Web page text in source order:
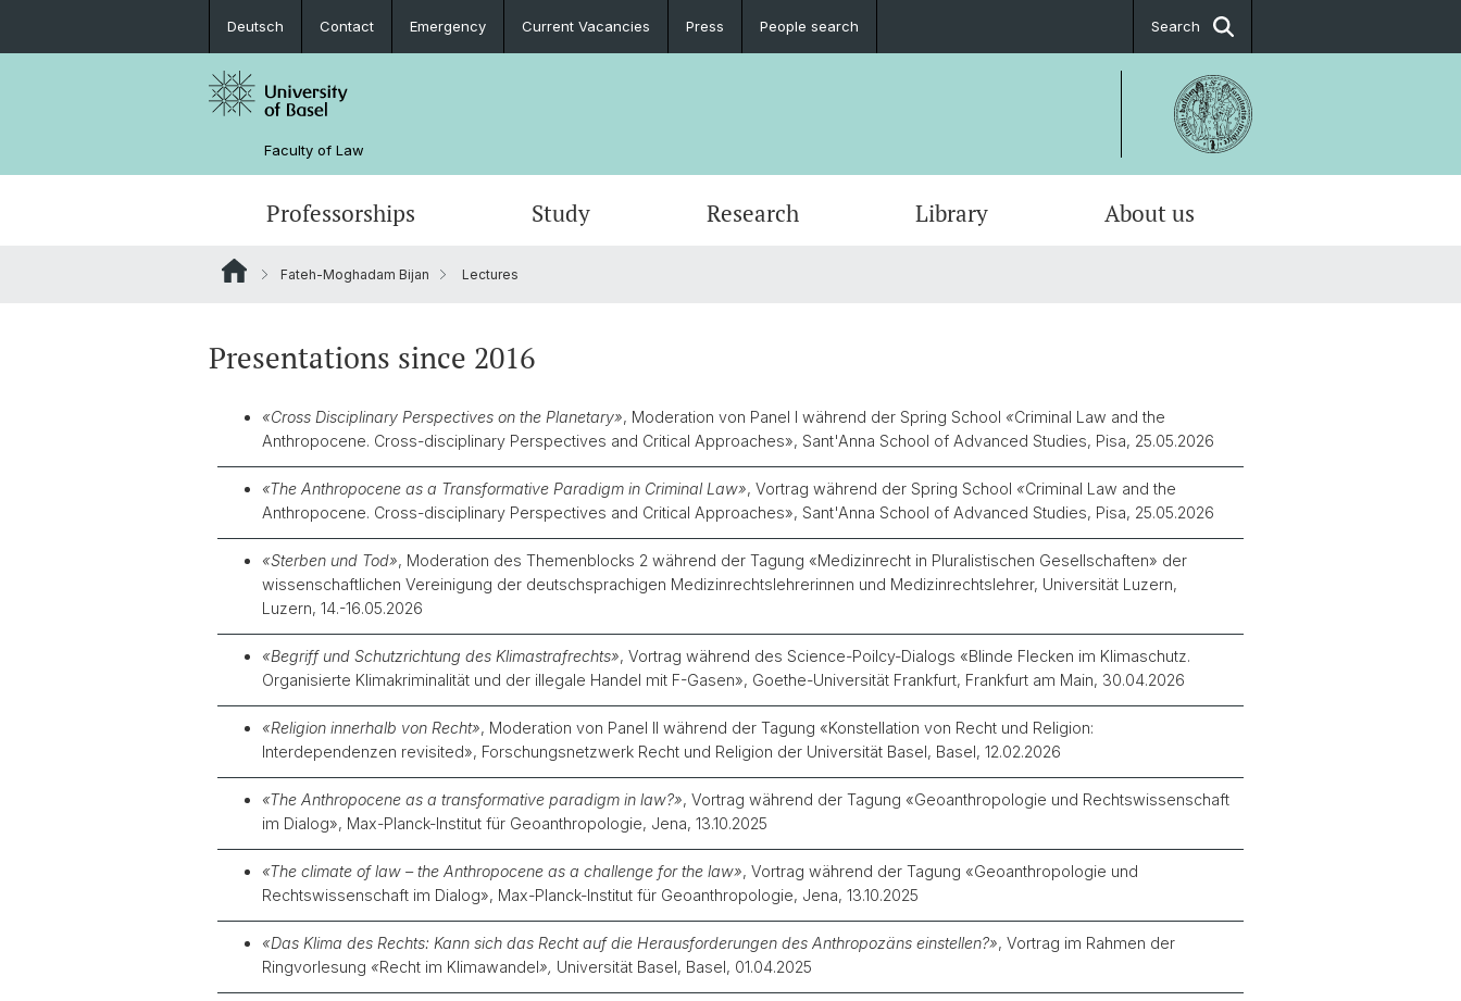
Deutsch Contact Emergency Current Vacancies Press People search Search
Faculty of Law
Professorships Study Research Library About us
Fateh-Moghadam Bijan Lectures
Presentations since 2016
«Cross Disciplinary Perspectives on the Planetary», Moderation von Panel I während der Spring School «Criminal Law and the
Anthropocene. Cross-disciplinary Perspectives and Critical Approaches», Sant'Anna School of Advanced Studies, Pisa, 25.05.2026
«The Anthropocene as a Transformative Paradigm in Criminal Law», Vortrag während der Spring School «Criminal Law and the
Anthropocene. Cross-disciplinary Perspectives and Critical Approaches», Sant'Anna School of Advanced Studies, Pisa, 25.05.2026
«Sterben und Tod», Moderation des Themenblocks 2 während der Tagung «Medizinrecht in Pluralistischen Gesellschaften» der
wissenschaftlichen Vereinigung der deutschsprachigen Medizinrechtslehrerinnen und Medizinrechtslehrer, Universität Luzern,
Luzern, 14.-16.05.2026
«Begriff und Schutzrichtung des Klimastrafrechts», Vortrag während des Science-Poilcy-Dialogs «Blinde Flecken im Klimaschutz.
Organisierte Klimakriminalität und der illegale Handel mit F-Gasen», Goethe-Universität Frankfurt, Frankfurt am Main, 30.04.2026
«Religion innerhalb von Recht», Moderation von Panel II während der Tagung «Konstellation von Recht und Religion:
Interdependenzen revisited», Forschungsnetzwerk Recht und Religion der Universität Basel, Basel, 12.02.2026
«The Anthropocene as a transformative paradigm in law?», Vortrag während der Tagung «Geoanthropologie und Rechtswissenschaft
im Dialog», Max-Planck-Institut für Geoanthropologie, Jena, 13.10.2025
«The climate of law – the Anthropocene as a challenge for the law», Vortrag während der Tagung «Geoanthropologie und
Rechtswissenschaft im Dialog», Max-Planck-Institut für Geoanthropologie, Jena, 13.10.2025
«Das Klima des Rechts: Kann sich das Recht auf die Herausforderungen des Anthropozäns einstellen?», Vortrag im Rahmen der
Ringvorlesung «Recht im Klimawandel», Universität Basel, Basel, 01.04.2025